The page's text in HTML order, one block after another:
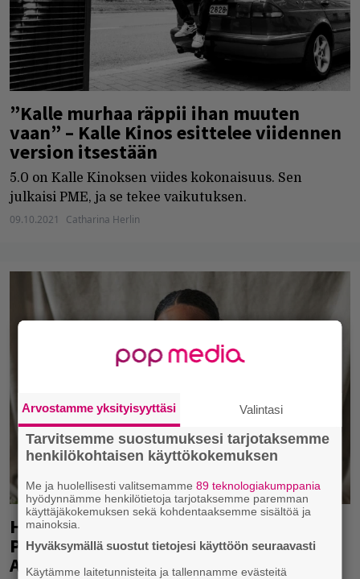
”Kalle murhaa räppii ihan muuten
vaan” – Kalle Kinos esittelee viidennen
version itsestään
5.0 on Kalle Kinoksen viides kokonaisuus. Sen
julkaisi PME, ja se tekee vaikutuksen.
09.10.2021 Catharina Herlin
Huippulupaus Rosa Coste levymerkki
PME:n ja ohjelmatoimisto Team
Agencyn talliin, uutta musaa pian
Arvostamme yksityisyyttäsi Valintasi
Tarvitsemme suostumuksesi tarjotaksemme
henkilökohtaisen käyttökokemuksen
Me ja huolellisesti valitsemamme89 teknologiakumppania
hyödynnämme henkilötietoja tarjotaksemme paremman
käyttäjäkokemuksen sekä kohdentaaksemme sisältöä ja
mainoksia.
Hyväksymällä suostut tietojesi käyttöön seuraavasti
Käytämme laitetunnisteita ja tallennamme evästeitä